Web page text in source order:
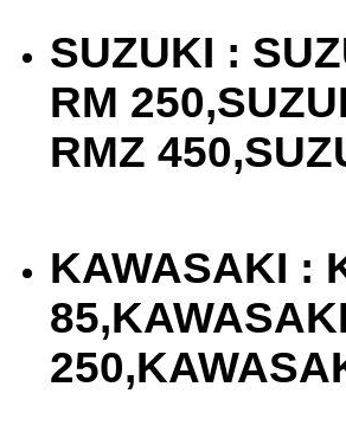
SUZUKI :
RM 250,
RMZ 450,
KAWASAKI :
85,
250,